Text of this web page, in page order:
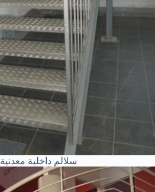
سلالم داخلية معدنية